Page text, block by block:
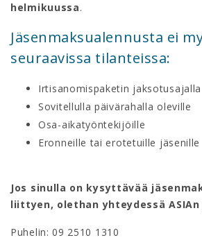
helmikuussa.
Jäsenmaksualennusta ei
seuraavissa tilanteissa:
Irtisanomispaketin
Sovitellulla päivärahalla oleville
Osa-aikatyöntekijöille
Eronneille tai erotetuille jäsenille
Jos sinulla on kysyttävää
liittyen, olethan yhteydessä
Puhelin: 09 2510 1310